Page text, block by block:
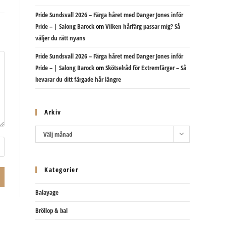
Pride Sundsvall 2026 – Färga håret med Danger Jones inför
Pride – | Salong BarockomVilken hårfärg passar mig? Så
väljer du rätt nyans
Pride Sundsvall 2026 – Färga håret med Danger Jones inför
Pride – | Salong BarockomSkötselråd för Extremfärger – Så
bevarar du ditt färgade hår längre
Arkiv
ArkivVälj månad
Kategorier
Balayage
Bröllop & bal